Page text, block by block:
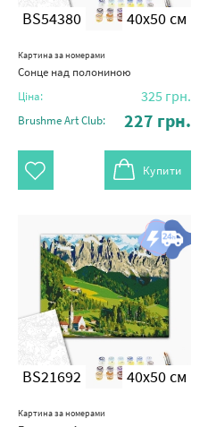
BS54380 40x50 см
Картина за номерами
Сонце над полониною
Ціна: 325 грн.
Brushme Art Club: 227 грн.
Купити
BS21692 40x50 см
Картина за номерами